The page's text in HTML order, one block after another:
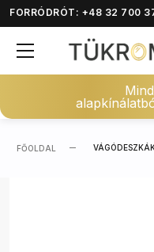
FORRÓDRÓT: +48 32 700
FŐOLDAL